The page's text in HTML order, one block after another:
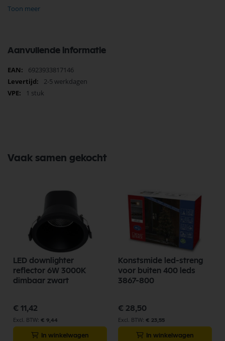
Hoogte 84 mm
Toon meer
Aanvullende informatie
Meer
informatie
6923933817146
2-5 werkdagen
1 stuk
Vaak samen gekocht
LED downlighter
reflector 6W 3000K
dimbaar zwart
€ 11,42
€ 9,44
In winkelwagen
Konstsmide led-streng
voor buiten 400 leds
3867-800
€ 28,50
€ 23,55
In winkelwagen